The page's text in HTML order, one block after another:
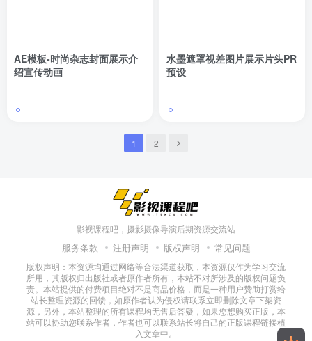
AE模板-时尚杂志封面展示介
绍宣传动画
水墨遮罩视差图片展示片头PR
预设
1 2
影视课程吧，摄影摄像导演后期资源交流站
服务条款 注册声明 版权声明 常见问题
版权声明：本资源均通过网络等合法渠道获取，本资源仅作为学习交流
所用，其版权归出版社或者原作者所有，本站不对所涉及的版权问题负
责。本站提供的付费项目绝对不是商品价格，而是一种用户赞助打赏给
站长整理资源的回馈，如原作者认为侵权请联系立即删除文章下架资
源，另外，本站整理的所有课程均无售后答疑，如果您想购买正版，本
站可以协助您联系作者，作者也可以联系站长将自己的正版课程链接植
入文章中。